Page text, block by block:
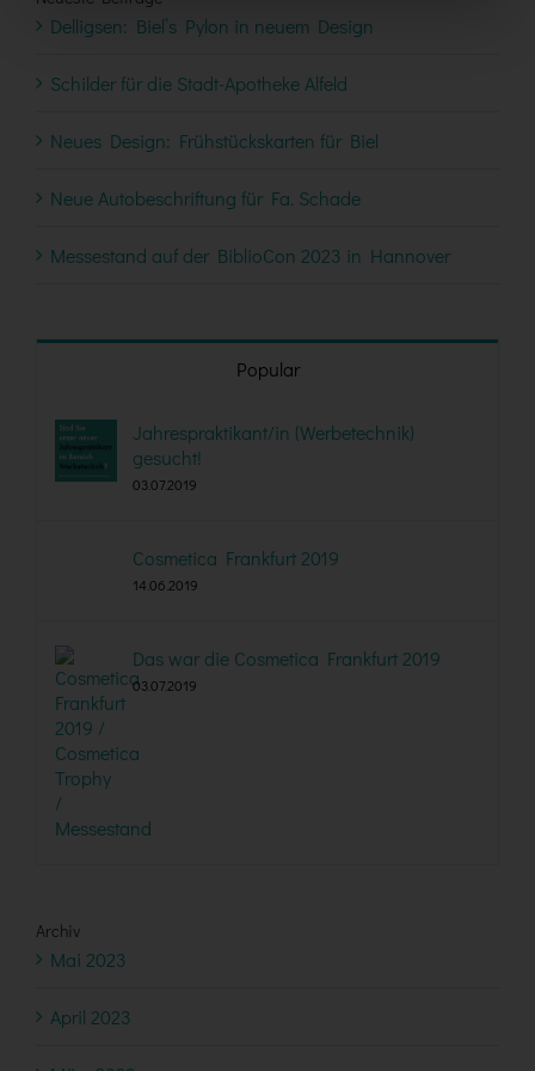
Delligsen: Biel’s Pylon in neuem Design
Schilder für die Stadt-Apotheke Alfeld
Neues Design: Frühstückskarten für Biel
Neue Autobeschriftung für Fa. Schade
Messestand auf der BiblioCon 2023 in Hannover
Popular
Jahrespraktikant/in (Werbetechnik)
gesucht!
03.07.2019
Cosmetica Frankfurt 2019
14.06.2019
Das war die Cosmetica Frankfurt 2019
03.07.2019
Archiv
Mai 2023
April 2023